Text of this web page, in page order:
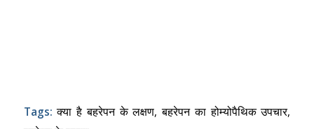
Tags: क्या है बहरेपन के लक्षण,बहरेपन का होम्योपैथिक उपचार,